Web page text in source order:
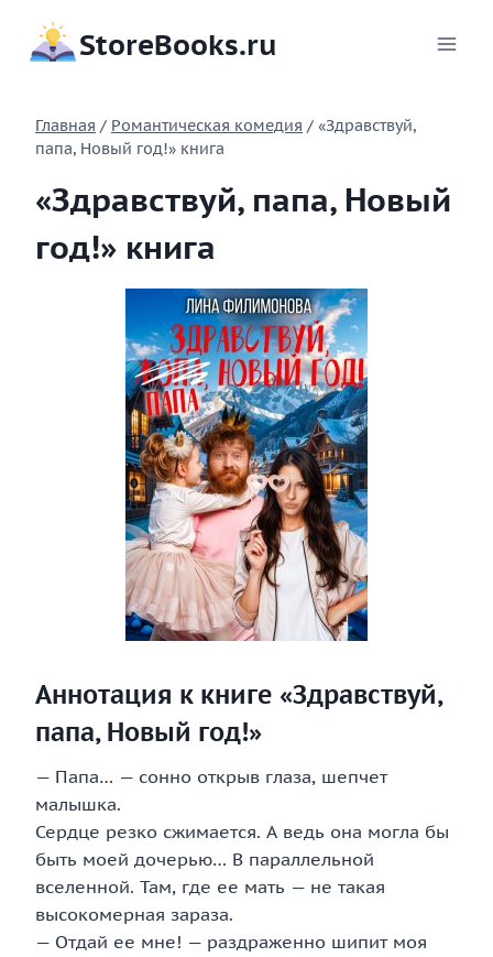
содержимому
StoreBooks.ru
Главная / Романтическая комедия / «Здравствуй,
папа, Новый год!» книга
«Здравствуй, папа, Новый
год!» книга
Аннотация к книге «Здравствуй,
папа, Новый год!»
— Папа… — сонно открыв глаза, шепчет
малышка.
Сердце резко сжимается. А ведь она могла бы
быть моей дочерью… В параллельной
вселенной. Там, где ее мать — не такая
высокомерная зараза.
— Отдай ее мне! — раздраженно шипит моя